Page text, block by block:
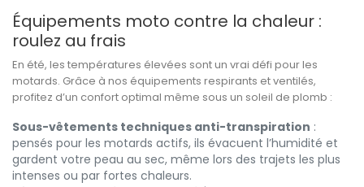
Équipements moto contre la chaleur :
roulez au frais
En été, les températures élevées sont un vrai défi pour les
motards. Grâce à nos équipements respirants et ventilés,
profitez d’un confort optimal même sous un soleil de plomb :
Sous-vêtements techniques anti-transpiration :
pensés pour les motards actifs, ils évacuent l’humidité et
gardent votre peau au sec, même lors des trajets les plus
intenses ou par fortes chaleurs.